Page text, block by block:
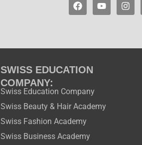
FacebookYoutube
SWISS EDUCATION
COMPANY:
Swiss Education Company
Swiss Beauty & Hair Academy
Swiss Fashion Academy
Swiss Business Academy